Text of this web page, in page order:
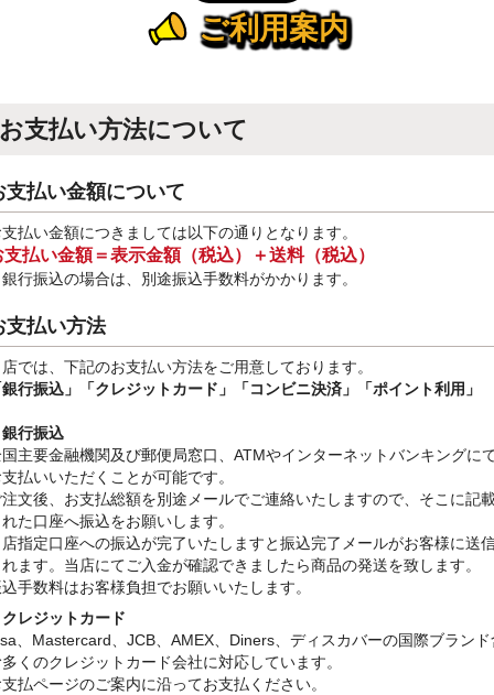
ご利用案内
お支払い方法について
支払い金額について
払い金額につきましては以下の通りとなります。
支払い金額＝表示金額（税込）＋送料（税込）
行振込の場合は、別途振込手数料がかかります。
支払い方法
では、下記のお支払い方法をご用意しております。
行振込」
「クレジットカード」「コンビニ決済」「ポイント利用」
行振込
主要金融機関及び郵便局窓口、ATMやインターネットバンキングに
払いいただくことが可能です。
文後、お支払総額を別途メールでご連絡いたしますので、そこに記
た口座へ振込をお願いします。
指定口座への振込が完了いたしますと振込完了メールがお客様に送
ます。当店にてご入金が確認できましたら商品の発送を致します。
手数料はお客様負担でお願いいたします。
レジットカード
、Mastercard、JCB、AMEX、Diners、ディスカバーの国際ブランド
くのクレジットカード会社に対応しています。
払ページのご案内に沿ってお支払ください。